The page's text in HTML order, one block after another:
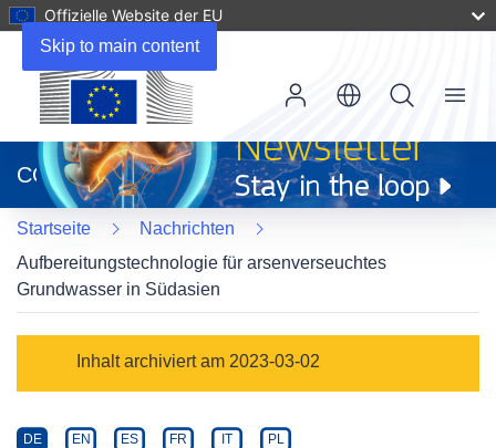
Skip to main content
Offizielle Website der EU
neuem
Fenster)
CORDIS
Menu
Startseite
Nachrichten
Aufbereitungstechnologie für arsenverseuchtes
Grundwasser in Südasien
Category
Inhalt archiviert am 2023-03-02
Article
DE EN ES FR IT PL